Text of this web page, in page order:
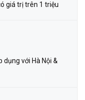
giá trị trên 1 triệu
dụng với Hà Nội &